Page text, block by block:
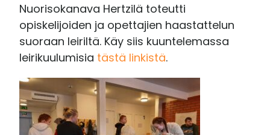
Nuorisokanava Hertzilä toteutti
opiskelijoiden ja opettajien haastattelun
suoraan leiriltä. Käy siis kuuntelemassa
leirikuulumisia tästä linkistä.